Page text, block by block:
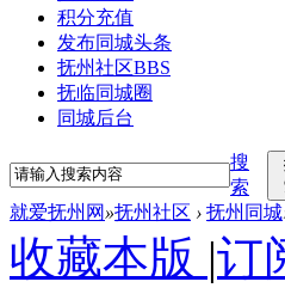
积分充值
发布同城头条
抚州社区BBS
抚临同城圈
同城后台
搜
索
就爱抚州网 »抚州社区 › 抚州同城
收藏本版 |订